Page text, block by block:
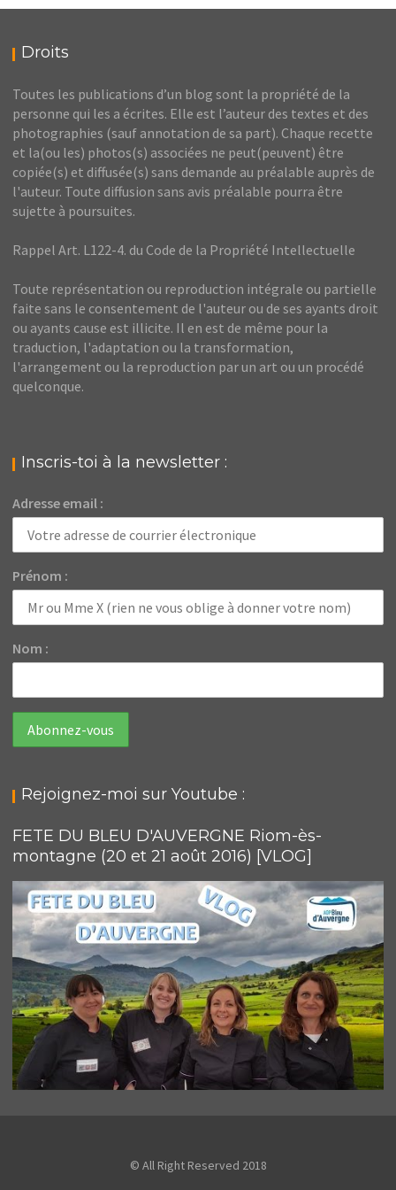
Droits
Toutes les publications d’un blog sont la propriété de la
personne qui les a écrites. Elle est l’auteur des textes et des
photographies (sauf annotation de sa part). Chaque recette
et la(ou les) photos(s) associées ne peut(peuvent) être
copiée(s) et diffusée(s) sans demande au préalable auprès de
l'auteur. Toute diffusion sans avis préalable pourra être
sujette à poursuites.
Rappel Art. L122-4. du Code de la Propriété Intellectuelle
Toute représentation ou reproduction intégrale ou partielle
faite sans le consentement de l'auteur ou de ses ayants droit
ou ayants cause est illicite. Il en est de même pour la
traduction, l'adaptation ou la transformation,
l'arrangement ou la reproduction par un art ou un procédé
quelconque.
Inscris-toi à la newsletter :
Adresse email :
Prénom :
Nom :
Rejoignez-moi sur Youtube :
FETE DU BLEU D'AUVERGNE Riom-ès-
montagne (20 et 21 août 2016) [VLOG]
© All Right Reserved 2018